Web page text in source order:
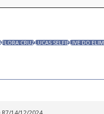
FLORA CRUZLUCAS SELFIELIVE DO